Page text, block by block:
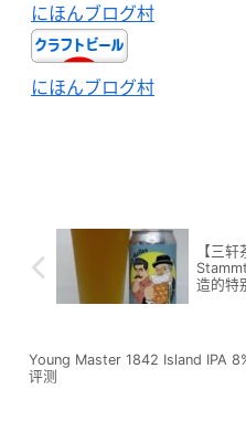
にほんブログ村
にほんブログ村
【三
造的特
Young Master 1842 Island IPA
评测